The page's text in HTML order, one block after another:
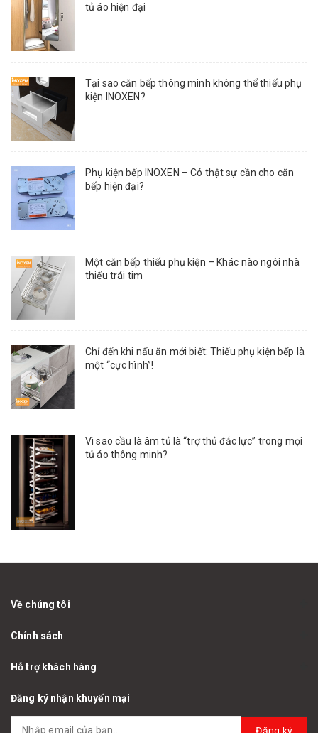
tủ áo hiện đại
Tại sao căn bếp thông minh không thể thiếu phụ
kiện INOXEN?
Phụ kiện bếp INOXEN – Có thật sự cần cho căn
bếp hiện đại?
Một căn bếp thiếu phụ kiện – Khác nào ngôi nhà
thiếu trái tim
Chỉ đến khi nấu ăn mới biết: Thiếu phụ kiện bếp là
một “cực hình”!
Vì sao cầu là âm tủ là “trợ thủ đắc lực” trong mọi
tủ áo thông minh?
Về chúng tôi
Chính sách
Hỗ trợ khách hàng
Đăng ký nhận khuyến mại